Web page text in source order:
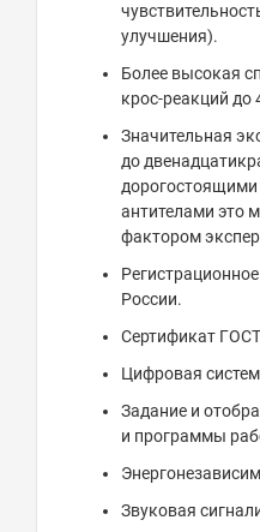
улучшения).
Более высокая
крос-реакций до
Значительная
до
антителами это
фактором
России.
Сертификат
Цифровая
Задание и
и программы
Звуковая